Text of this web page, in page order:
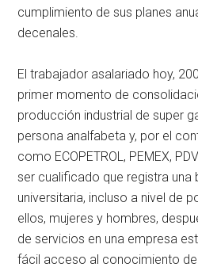
cumplimiento de sus planes
decenales.
El trabajador asalariado hoy,
primer momento de
producción industrial de super
persona analfabeta y, por el
como ECOPETROL, PEMEX,
ser cualificado que registra una
universitaria, incluso a nivel de
ellos, mujeres y hombres,
de servicios en una empresa
fácil acceso al conocimiento